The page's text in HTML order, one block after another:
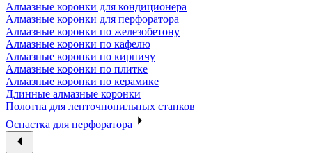
Алмазные коронки для кондиционера
Алмазные коронки для перфоратора
Алмазные коронки по железобетону
Алмазные коронки по кафелю
Алмазные коронки по кирпичу
Алмазные коронки по плитке
Алмазные коронки по керамике
Длинные алмазные коронки
Полотна для ленточнопильных станков
Оснастка для перфоратора